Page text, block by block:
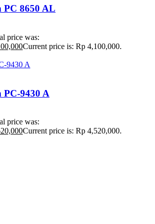
8650 AL
price was:
Current price is: Rp 4,100,000.
9430 A
price was:
Current price is: Rp 4,520,000.